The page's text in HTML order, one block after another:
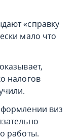
«справку
мало что
налогов
виз
работы.